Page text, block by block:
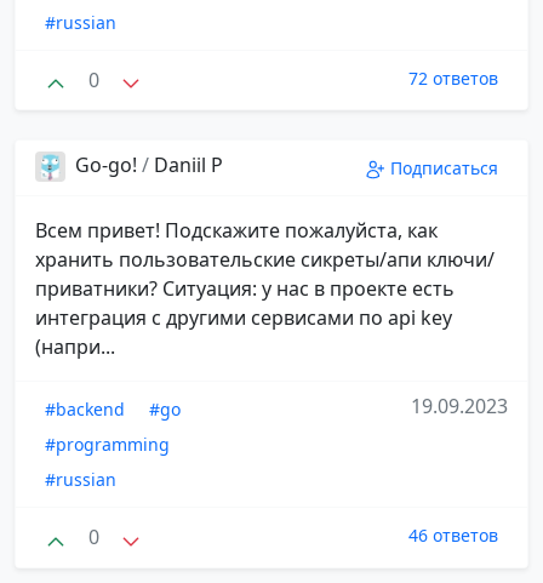
#russian
0 72 ответов
Go-go! / Daniil P Подписаться
Всем привет! Подскажите пожалуйста, как
хранить пользовательские сикреты/апи ключи/
приватники? Ситуация: у нас в проекте есть
интеграция с другими сервисами по api key
(напри...
#backend
#go
#programming
#russian
19.09.2023
0 46 ответов